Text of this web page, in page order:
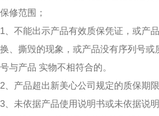
保修范围；
1、不能出示产品有效质保凭证，或产
换、撕毁的现象，或产品没有序列号或
号与产品 实物不相符合的。
2、产品超出新美心公司规定的质保期限
3、未依据产品使用说明书或未依据说